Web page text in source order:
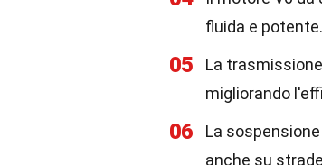
fluida e potente.
05
La
migliorando
06
La
anche su